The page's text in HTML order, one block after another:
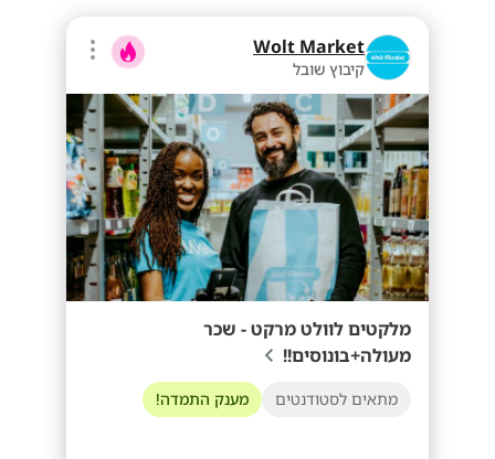
Wolt Market
קיבוץ שובל
מלקטים לוולט מרקט - שכר
מעולה+בונוסים!!
מתאים לסטודנטים מענק התמדה!